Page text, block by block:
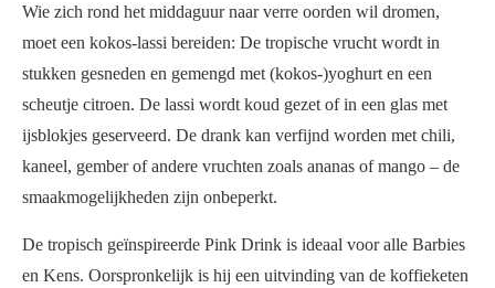
Wie zich rond het middaguur naar verre oorden wil dromen,
moet een kokos-lassi bereiden: De tropische vrucht wordt in
stukken gesneden en gemengd met (kokos-)yoghurt en een
scheutje citroen. De lassi wordt koud gezet of in een glas met
ijsblokjes geserveerd. De drank kan verfijnd worden met chili,
kaneel, gember of andere vruchten zoals ananas of mango – de
smaakmogelijkheden zijn onbeperkt.
De tropisch geïnspireerde Pink Drink is ideaal voor alle Barbies
en Kens. Oorspronkelijk is hij een uitvinding van de koffieketen